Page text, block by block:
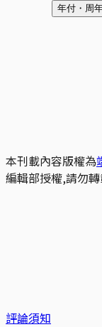
年付・周
本刊載內容版權為
編輯部授權,請勿
評論須知